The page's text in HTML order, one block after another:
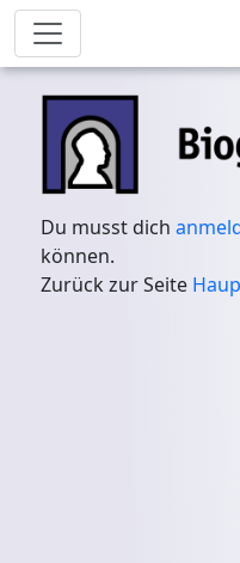
Du musst dich
können.
Zurück zur Seite